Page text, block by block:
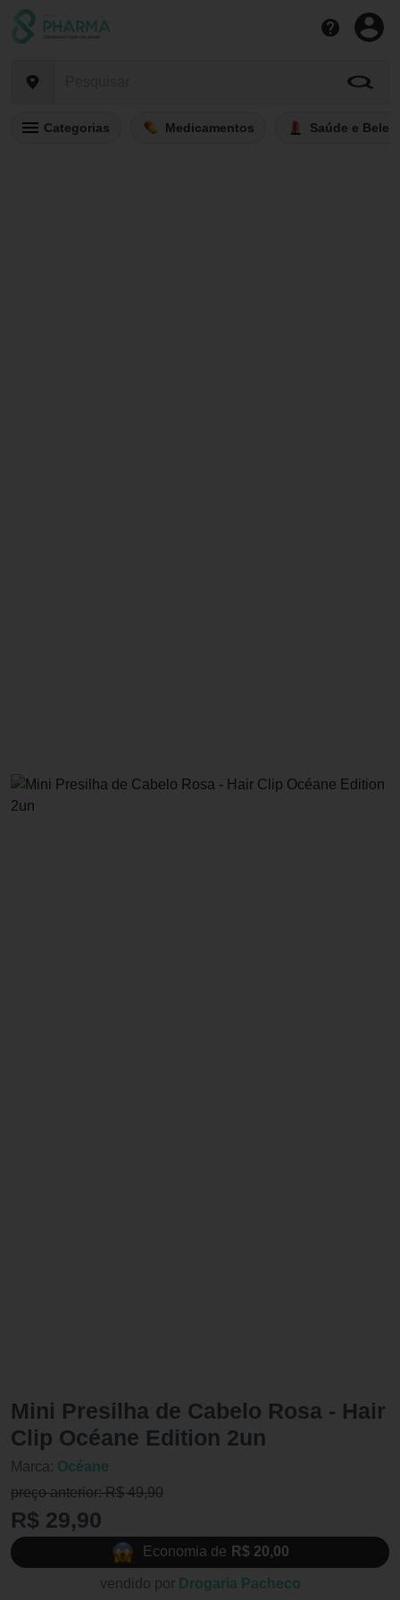
Categorias Medicamentos Saúde e
Mini Presilha de Cabelo Rosa - Hair
Clip Océane Edition 2un
Marca: Océane
preço anterior: R$ 49,90
R$ 29,90
Economia de R$ 20,00
vendido por Drogaria Pacheco